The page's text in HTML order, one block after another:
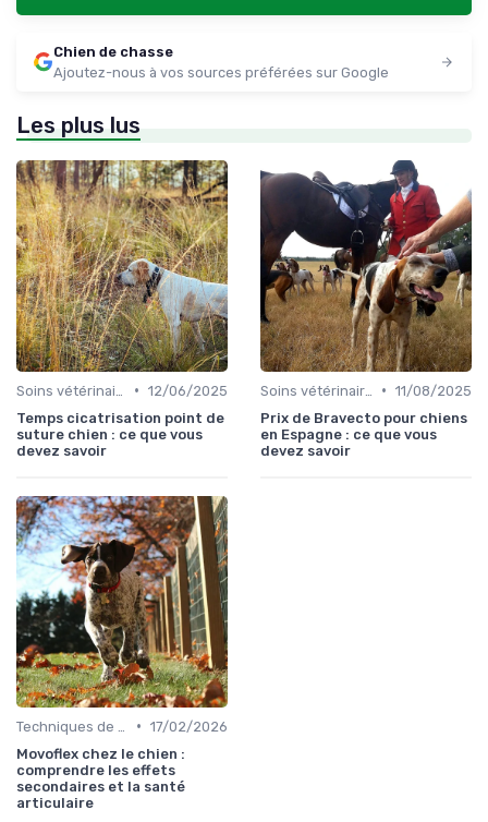
Chien de chasse
Ajoutez-nous à vos sources préférées sur Google
Les plus lus
• 12/06/2025
Temps cicatrisation point de
suture chien : ce que vous
devez savoir
• 11/08/2025
Prix de Bravecto pour chiens
en Espagne : ce que vous
devez savoir
• 17/02/2026
Movoflex chez le chien :
comprendre les effets
secondaires et la santé
articulaire